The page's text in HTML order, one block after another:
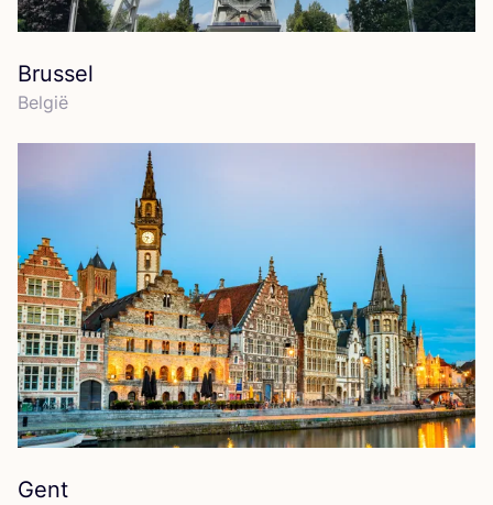
Brussel
Bel­gië
Gent